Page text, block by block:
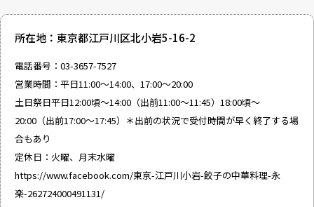
所在地：東京都江戸川区北小岩5-16-2
電話番号：03-3657-7527
営業時間：平日11:00～14:00、17:00～20:00
土日祭日平日12:00頃～14:00（出前11:00～11:45）18:00頃～
20:00（出前17:00～17:45）＊出前の状況で受付時間が早く終了する場
合もあり
定休日：火曜、月末水曜
https://www.facebook.com/東京-江戸川小岩-餃子の中華料理-永
楽-262724000491131/